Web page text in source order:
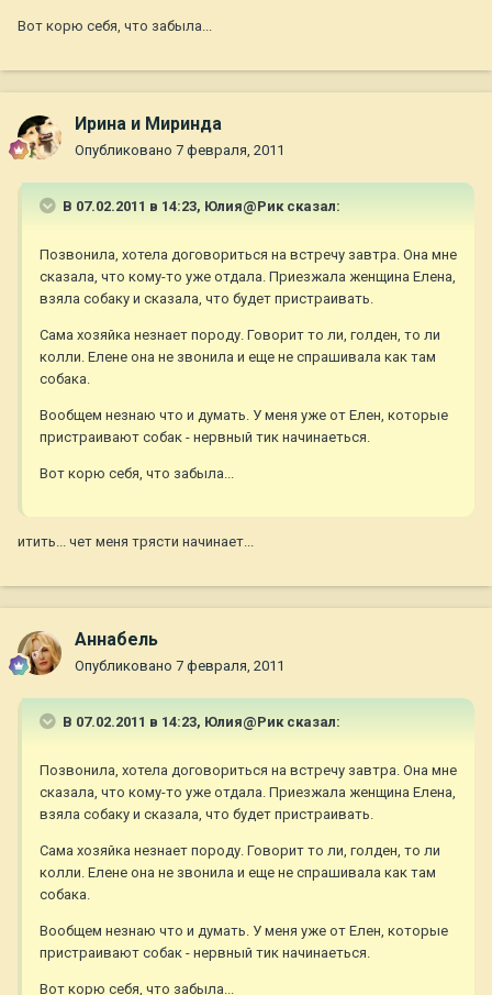
Вот корю себя, что забыла...
Ирина и Миринда
Опубликовано 7 февраля, 2011
В 07.02.2011 в 14:23, Юлия@Рик сказал:
Позвонила, хотела договориться на встречу завтра. Она мне
сказала, что кому-то уже отдала. Приезжала женщина Елена,
взяла собаку и сказала, что будет пристраивать.
Сама хозяйка незнает породу. Говорит то ли, голден, то ли
колли. Елене она не звонила и еще не спрашивала как там
собака.
Вообщем незнаю что и думать. У меня уже от Елен, которые
пристраивают собак - нервный тик начинаеться.
Вот корю себя, что забыла...
итить... чет меня трясти начинает...
Aннaбель
Опубликовано 7 февраля, 2011
В 07.02.2011 в 14:23, Юлия@Рик сказал:
Позвонила, хотела договориться на встречу завтра. Она мне
сказала, что кому-то уже отдала. Приезжала женщина Елена,
взяла собаку и сказала, что будет пристраивать.
Сама хозяйка незнает породу. Говорит то ли, голден, то ли
колли. Елене она не звонила и еще не спрашивала как там
собака.
Вообщем незнаю что и думать. У меня уже от Елен, которые
пристраивают собак - нервный тик начинаеться.
Вот корю себя, что забыла...